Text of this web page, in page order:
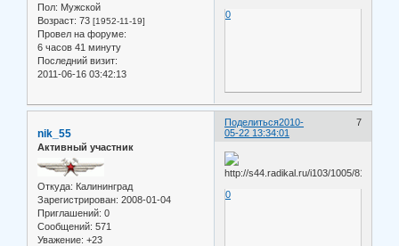
Пол: Мужской
Возраст: 73 [1952-11-19]
Провел на форуме:
6 часов 41 минуту
Последний визит:
2011-06-16 03:42:13
0
Поделиться 7
2010-
05-22 13:34:01
nik_55
Активный участник
Откуда: Калининград
Зарегистрирован: 2008-01-04
Приглашений: 0
Сообщений: 571
Уважение: +23
0